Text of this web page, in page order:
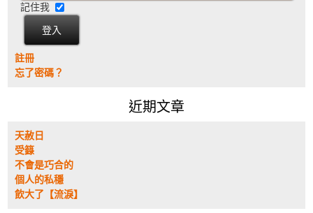
記住我
註冊
忘了密碼？
近期文章
天赦日
受籙
不會是巧合的
個人的私穩
飲大了【流淚】